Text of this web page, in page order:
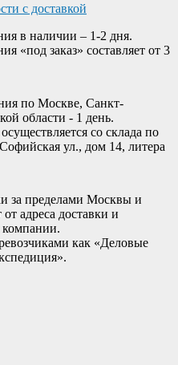
с доставкой
в наличии – 1-2 дня.
«под заказ» составляет от 3
по Москве, Санкт-
области - 1 день.
со склада по
ул., дом 14, литера
за пределами Москвы и
адреса доставки и
как «Деловые